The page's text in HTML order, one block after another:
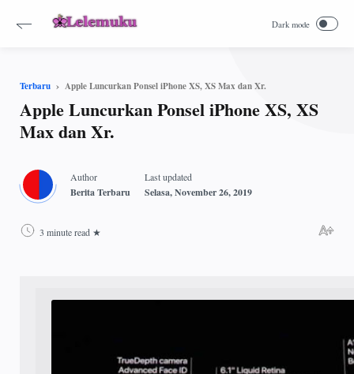
Terbaru Apple Luncurkan Ponsel iPhone XS, XS Max dan Xr.
Apple Luncurkan Ponsel iPhone XS, XS
Max dan Xr.
3 minute read